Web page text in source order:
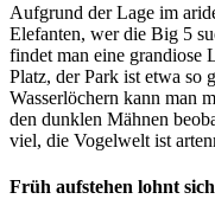
Aufgrund der Lage im
Elefanten, wer die Big 5
findet man eine grandiose
Platz, der Park ist etwa so
Wasserlöchern kann man
den dunklen Mähnen
viel, die Vogelwelt ist
Früh aufstehen lohnt sich